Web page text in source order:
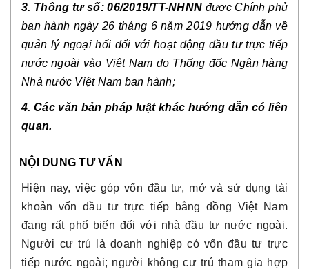
3. Thông tư số: 06/2019/TT-NHNN được Chính phủ
ban hành ngày 26 tháng 6 năm 2019 hướng dẫn về
quản lý ngoại hối đối với hoạt động đầu tư trực tiếp
nước ngoài vào Việt Nam do Thống đốc Ngân hàng
Nhà nước Việt Nam ban hành;
4. Các văn bản pháp luật khác hướng dẫn có liên
quan.
NỘI DUNG TƯ VẤN
Hiện nay, việc góp vốn đầu tư, mở và sử dụng tài
khoản vốn đầu tư trực tiếp bằng đồng Việt Nam
đang rất phổ biến đối với nhà đầu tư nước ngoài.
Người cư trú là doanh nghiệp có vốn đầu tư trực
tiếp nước ngoài; người không cư trú tham gia hợp